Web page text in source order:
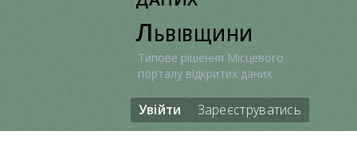
Львівщини
Типове рішення Місцевого
порталу відкритих даних
Увійти Зареєструватись